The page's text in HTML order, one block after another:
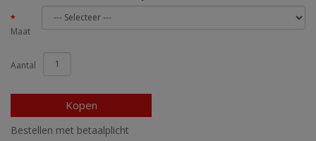
Maat
Aantal
Kopen
Bestellen met betaalplicht